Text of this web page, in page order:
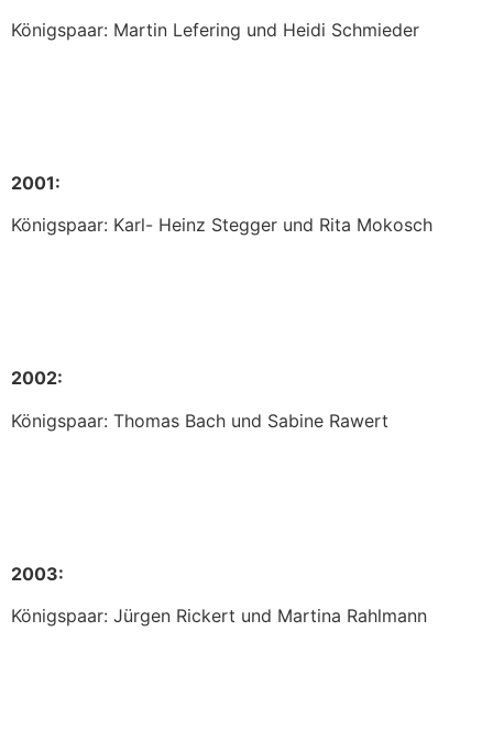
Königspaar: Martin Lefering und Heidi Schmieder
2001:
Königspaar: Karl- Heinz Stegger und Rita Mokosch
2002:
Königspaar: Thomas Bach und Sabine Rawert
2003:
Königspaar: Jürgen Rickert und Martina Rahlmann